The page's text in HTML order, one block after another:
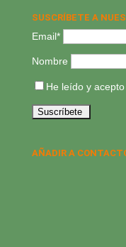
SUSCRÍBETE A
Email*
Nombre
He leído y
AÑADIR A